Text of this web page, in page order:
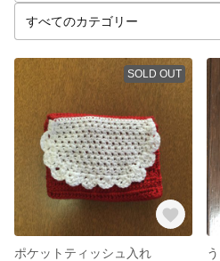
SOLD OUT
ポケットティッシュ入れ